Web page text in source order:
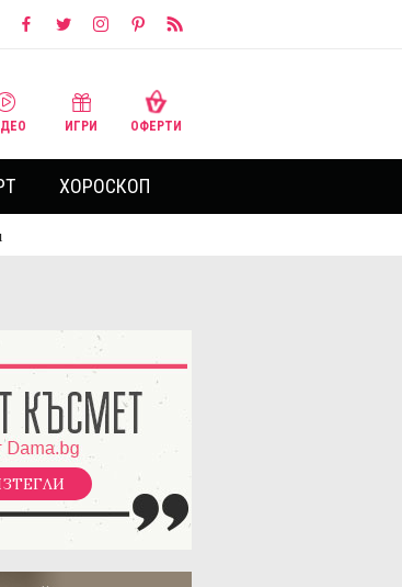
ИГРИ ОФЕРТИ
ХОРОСКОП